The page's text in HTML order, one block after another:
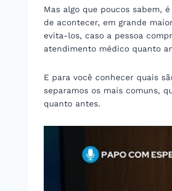
Mas algo que poucos sabem,
de acontecer, em grande
evita-los, caso a pessoa
atendimento médico quanto
E para você conhecer quais
separamos os mais comuns,
quanto antes.